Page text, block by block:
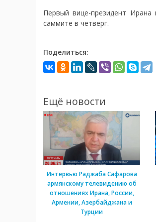
Первый вице-президент Ирана
саммите в четверг.
Поделиться:
Ещё новости
Интервью Раджаба Сафарова
армянскому телевидению об
отношениях Ирана, России,
Армении, Азербайджана и
Турции